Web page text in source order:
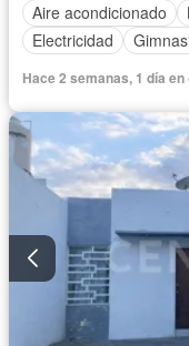
Aire acondicionado
Electricidad
Hace 2 semanas, 1 día